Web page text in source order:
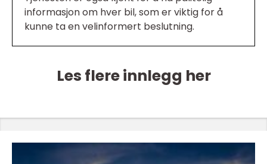
informasjon om hver bil, som er viktig for å
kunne ta en velinformert beslutning.
Les flere innlegg her